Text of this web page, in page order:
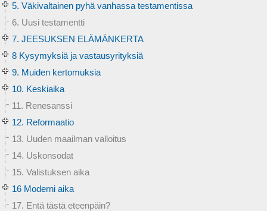
5. Väkivaltainen pyhä vanhassa testamentissa
6. Uusi testamentti
7. JEESUKSEN ELÄMÄNKERTA
8 Kysymyksiä ja vastausyrityksiä
9. Muiden kertomuksia
10. Keskiaika
11. Renesanssi
12. Reformaatio
13. Uuden maailman valloitus
14. Uskonsodat
15. Valistuksen aika
16 Moderni aika
17. Entä tästä eteenpäin?